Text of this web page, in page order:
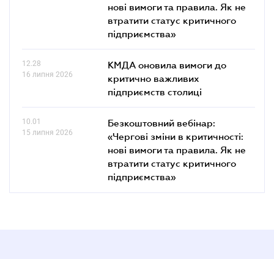
нові вимоги та правила. Як не
втратити статус критичного
підприємства»
12.28
16 липня 2026
КМДА оновила вимоги до
критично важливих
підприємств столиці
10.01
15 липня 2026
Безкоштовний вебінар:
«Чергові зміни в критичності:
нові вимоги та правила. Як не
втратити статус критичного
підприємства»